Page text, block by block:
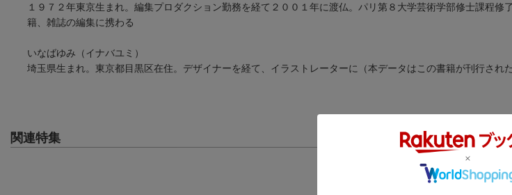
１９７２年東京生まれ。編集プロダクション勤務を経て２００１年に渡仏。パリ第８大学芸術学部修士課程修
籍、雑誌の編集に携わる
いなばゆみ（イナバユミ）
埼玉県生まれ。東京都目黒区在住。デザイナーを経て、イラストレーターに（本データはこの書籍が刊行され
関連特集